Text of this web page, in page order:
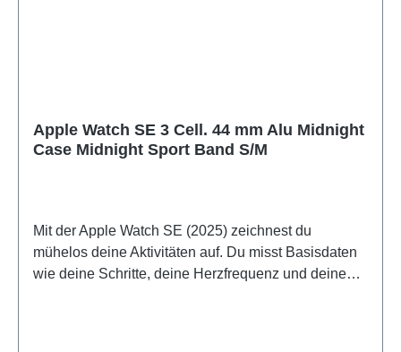
Apple Watch SE 3 Cell. 44 mm Alu Midnight
Case Midnight Sport Band S/M
Mit der Apple Watch SE (2025) zeichnest du
mühelos deine Aktivitäten auf. Du misst Basisdaten
wie deine Schritte, deine Herzfrequenz und deinen